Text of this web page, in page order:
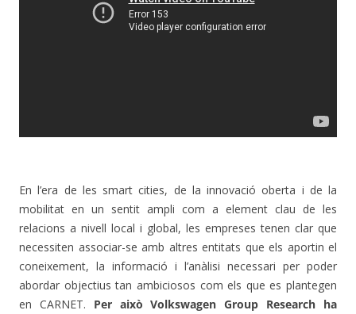
En l’era de les smart cities, de la innovació oberta i de la
mobilitat en un sentit ampli com a element clau de les
relacions a nivell local i global, les empreses tenen clar que
necessiten associar-se amb altres entitats que els aportin el
coneixement, la informació i l’anàlisi necessari per poder
abordar objectius tan ambiciosos com els que es plantegen
en CARNET. Per això Volkswagen Group Research ha